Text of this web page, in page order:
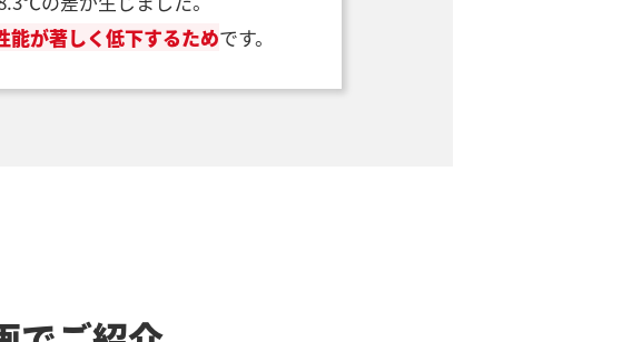
能が著しく低下するためです。